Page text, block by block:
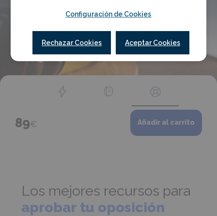
Configuración de Cookies
Rechazar Cookies Aceptar Cookies
89€
Temario
de
Tramitación
Añadir al carrito
Los mejores recursos para
aprobar tu oposición